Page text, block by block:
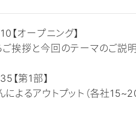
オープニング】
ご挨拶と今回のテーマのご説明
【第1部】
よるアウトプット（各社